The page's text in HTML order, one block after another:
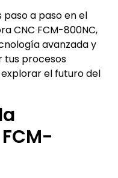
a paso en el
CNC FCM-800NC,
avanzada y
tus procesos
el futuro del